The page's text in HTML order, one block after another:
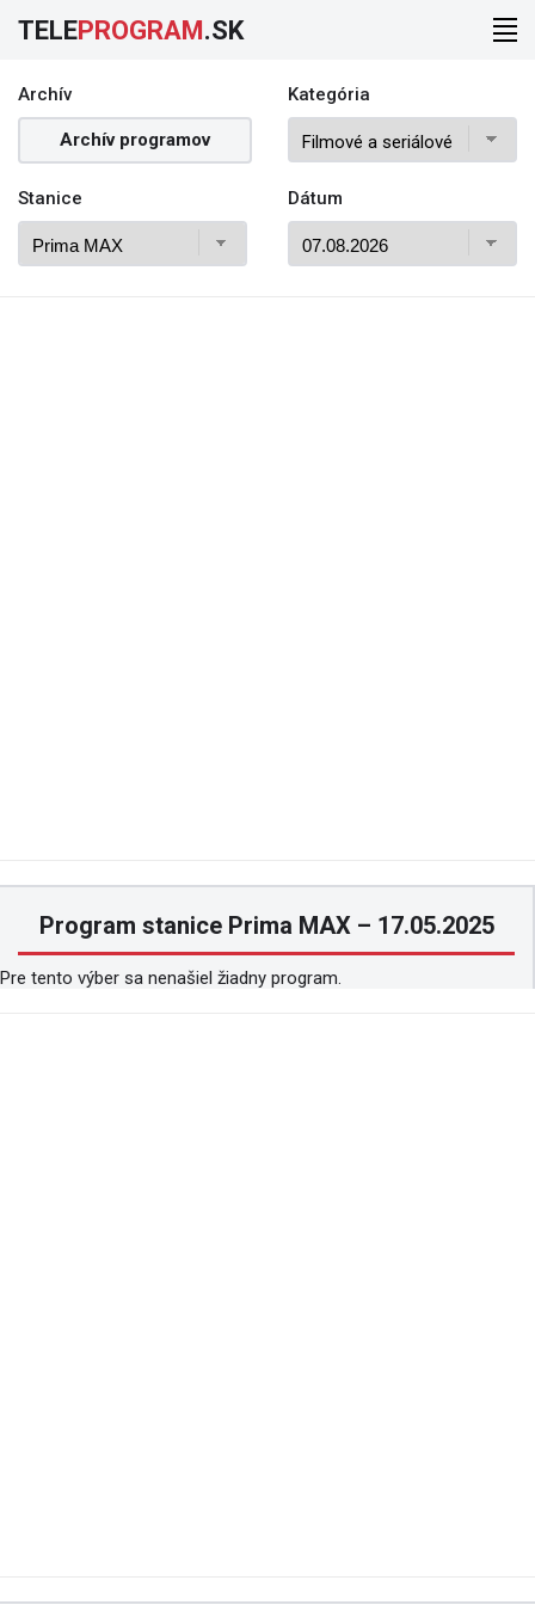
TELEPROGRAM.SK
Archív
Archív programov
Kategória
Stanice Dátum
Program stanice Prima MAX – 17.05.2025
Pre tento výber sa nenašiel žiadny program.